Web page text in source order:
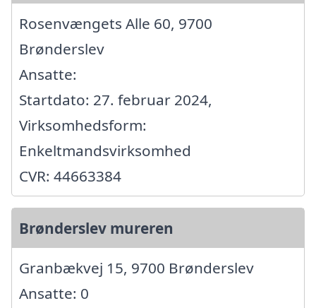
Rosenvængets Alle 60, 9700
Brønderslev
Ansatte:
Startdato: 27. februar 2024,
Virksomhedsform:
Enkeltmandsvirksomhed
CVR: 44663384
Brønderslev mureren
Granbækvej 15, 9700 Brønderslev
Ansatte: 0